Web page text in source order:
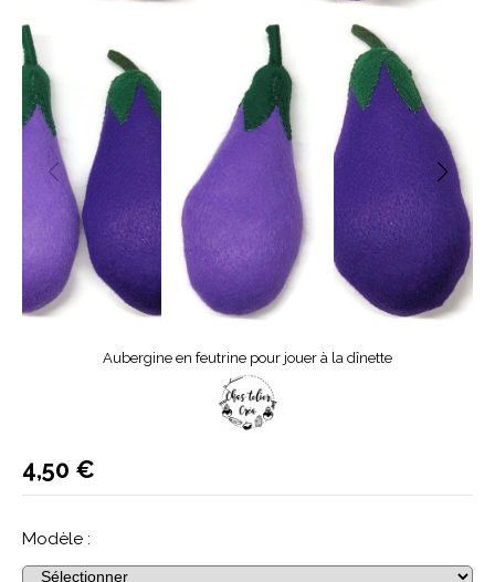
Aubergine en feutrine pour jouer à la dînette
Modèle :
4,50 €